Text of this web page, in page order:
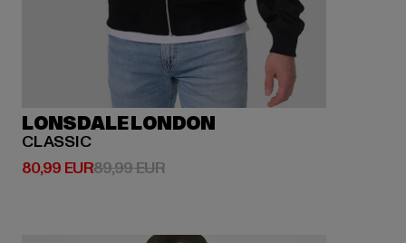
LONSDALE LONDON
CLASSIC
80,99 EUR
Derzeitiger Preis: 80,99 EUR
89,99 EURAktionspreis: 89,99 EUR